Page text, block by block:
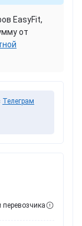
EasyFit,
от
Телеграм